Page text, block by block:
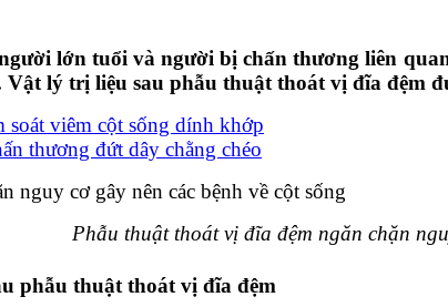
lớn tuổi và người bị chấn thương liên
lý trị liệu sau phẫu thuật thoát vị đĩa đệm
viêm cột sống dính khớp
thương đứt dây chằng chéo
Phẫu thuật thoát vị đĩa đệm ngăn chặn
phẫu thuật thoát vị đĩa đệm